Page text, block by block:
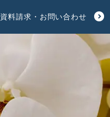
資料請求・お問い合わせ